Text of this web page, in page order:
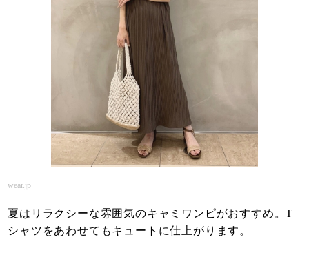
wear.jp
夏はリラクシーな雰囲気のキャミワンピがおすすめ。T
シャツをあわせてもキュートに仕上がります。